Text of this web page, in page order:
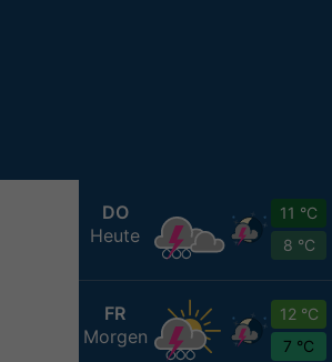
DO
Heute
11 °C
8 °C
FR
Morgen
12 °C
7 °C